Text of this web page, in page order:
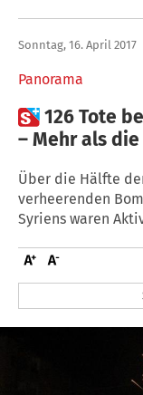
Panorama
Sonntag, 16. April 2017
126 Tote
– Mehr als
Über die Hälfte
verheerenden
Syriens waren